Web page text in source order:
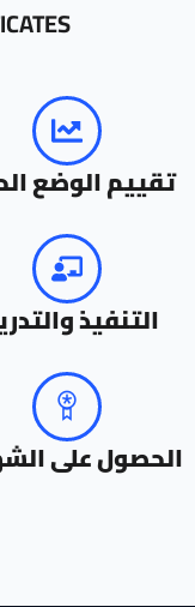
تقييم الوضع
التنفيذ
الحصول على